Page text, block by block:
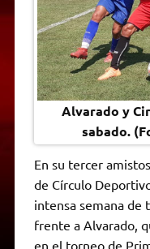
Alvarado y
sabado.
En su tercer
de Círculo
intensa semana de
frente a Alvarado,
en el torneo de